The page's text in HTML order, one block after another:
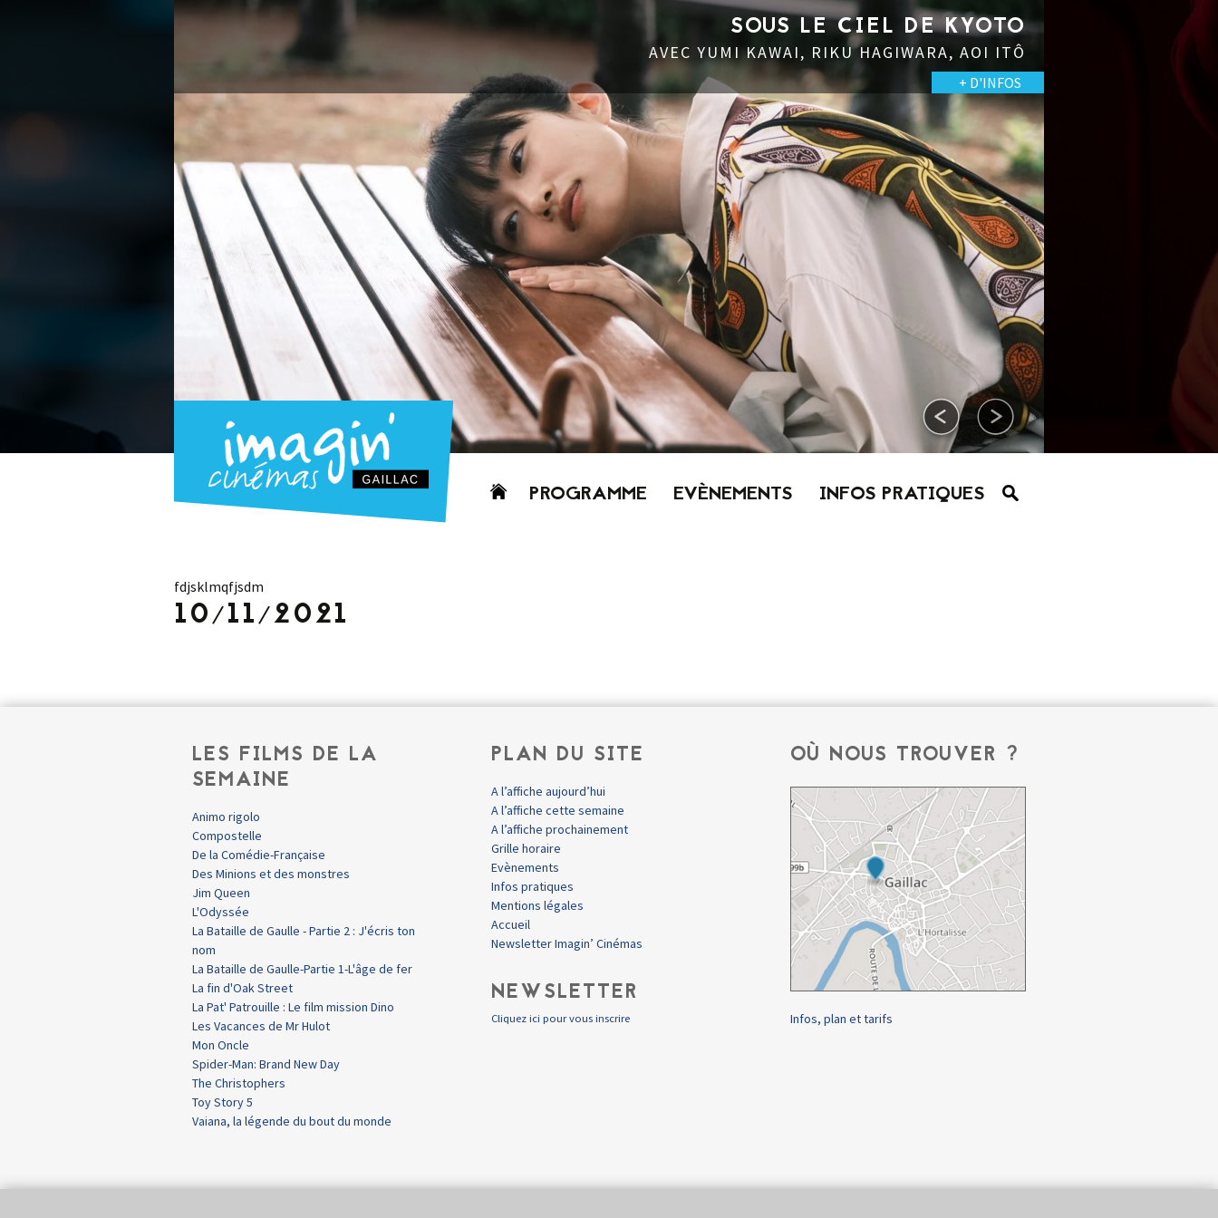
SOUS LE CIEL DE KYOTO
AVEC YUMI KAWAI, RIKU HAGIWARA, AOI ITÔ
+ D'INFOS
Aller
PROGRAMME EVÈNEMENTS INFOS PRATIQUES
fdjsklmqfjsdm
10/11/2021
LES FILMS DE LA
SEMAINE
Animo rigolo
Compostelle
De la Comédie-Française
Des Minions et des monstres
Jim Queen
L'Odyssée
La Bataille de Gaulle - Partie 2 : J'écris ton
nom
La Bataille de Gaulle-Partie 1-L'âge de fer
La fin d'Oak Street
La Pat' Patrouille : Le film mission Dino
Les Vacances de Mr Hulot
Mon Oncle
Spider-Man: Brand New Day
The Christophers
Toy Story 5
Vaiana, la légende du bout du monde
PLAN DU SITE
A l’affiche aujourd’hui
A l’affiche cette semaine
A l’affiche prochainement
Grille horaire
Evènements
Infos pratiques
Mentions légales
Accueil
Newsletter Imagin’ Cinémas
NEWSLETTER
Cliquez ici pour vous inscrire
OÙ NOUS TROUVER ?
Infos, plan et tarifs